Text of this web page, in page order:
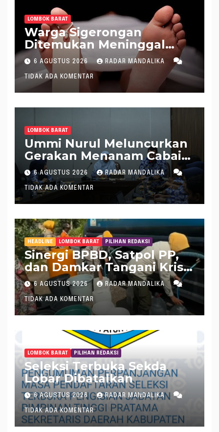
LOMBOK BARAT
Warga Sigerongan
Ditemukan Meninggal
saat Setrum Ikan di
Sungai
6 AGUSTUS 2026 RADAR MANDALIKA
TIDAK ADA KOMENTAR
LOMBOK BARAT
Ummi Nurul Meluncurkan
Gerakan Menanam Cabai
Tangani Inflasi
6 AGUSTUS 2026 RADAR MANDALIKA
TIDAK ADA KOMENTAR
HEADLINE LOMBOK BARAT PILIHAN REDAKSI
Sinergi BPBD, Satpol PP,
dan Damkar Tangani Krisis
Air Bersih di Lobar
6 AGUSTUS 2026 RADAR MANDALIKA
TIDAK ADA KOMENTAR
LOMBOK BARAT PILIHAN REDAKSI
Seleksi Terbuka Sekda
Lobar Dibatalkan
6 AGUSTUS 2026 RADAR MANDALIKA
TIDAK ADA KOMENTAR